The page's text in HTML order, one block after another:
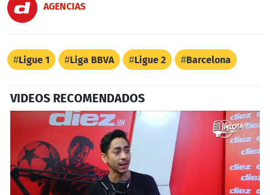
AGENCIAS
Ligue 1 Liga BBVA Ligue 2 Barcelona
VIDEOS RECOMENDADOS